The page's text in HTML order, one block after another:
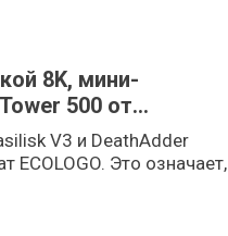
8K, мини-
500 от
V3 и DeathAdder
ECOLOGO. Это означает,